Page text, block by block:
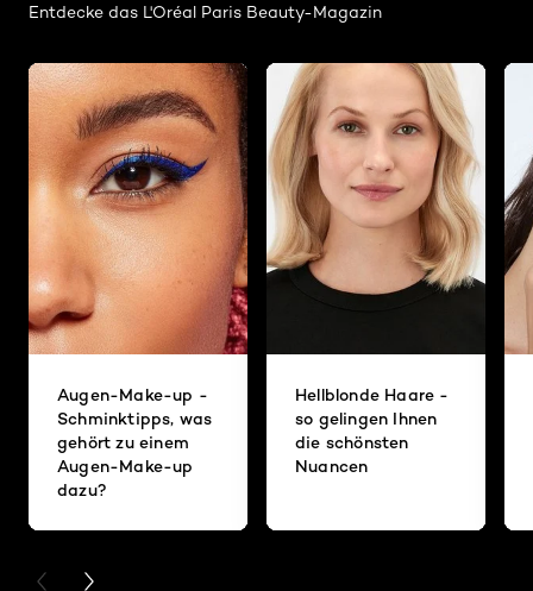
Entdecke das L'Oréal Paris Beauty-Magazin
Augen-Make-up -
Schminktipps, was
gehört zu einem
Augen-Make-up
dazu?
Hellblonde Haare -
so gelingen Ihnen
die schönsten
Nuancen
PREVIOUS CARD
NEXT CARD